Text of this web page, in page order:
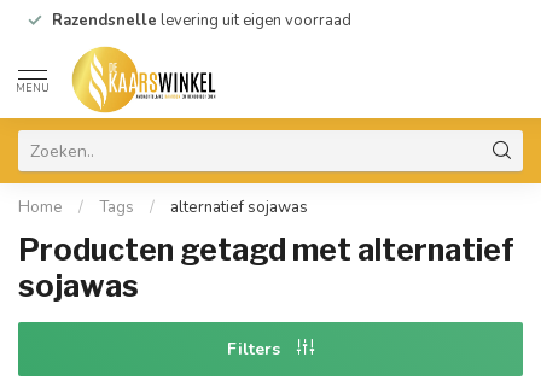
Razendsnelle levering uit eigen voorraad
MENU
Home / Tags / alternatief sojawas
Producten getagd met alternatief
sojawas
Filters